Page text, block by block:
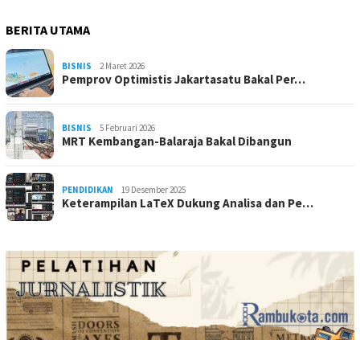
BERITA UTAMA
BISNIS 2 Maret 2026
Pemprov Optimistis Jakartasatu Bakal Per…
BISNIS 5 Februari 2026
MRT Kembangan-Balaraja Bakal Dibangun
PENDIDIKAN 19 Desember 2025
Keterampilan LaTeX Dukung Analisa dan Pe…